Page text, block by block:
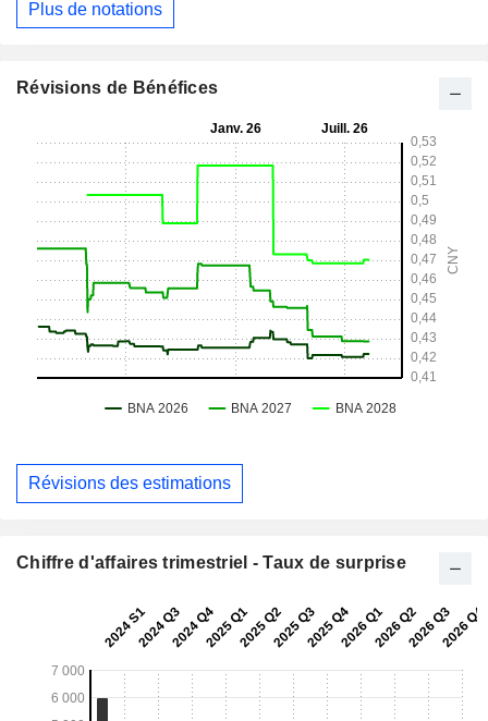
Plus de notations
Révisions de Bénéfices
Révisions des estimations
Chiffre d'affaires trimestriel - Taux de surprise